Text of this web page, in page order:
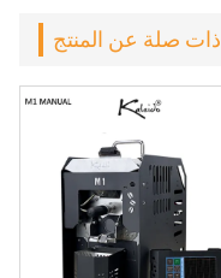
ذات صلة عن المنتج